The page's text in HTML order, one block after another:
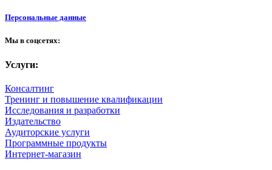
Персональные данные
Мы в соцсетях:
Услуги:
Консалтинг
Тренинг и повышение квалификации
Исследования и разработки
Издательство
Аудиторские услуги
Программные продукты
Интернет-магазин